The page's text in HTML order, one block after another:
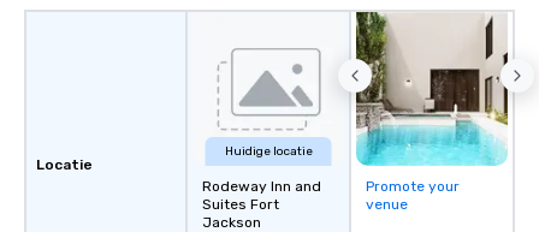
Locatie
Huidige locatie
Rodeway Inn and
Suites Fort
Jackson
Promote your
venue